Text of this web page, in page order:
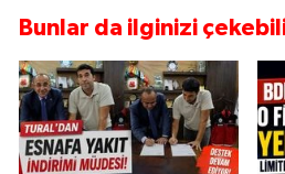
Bunlar da ilginizi